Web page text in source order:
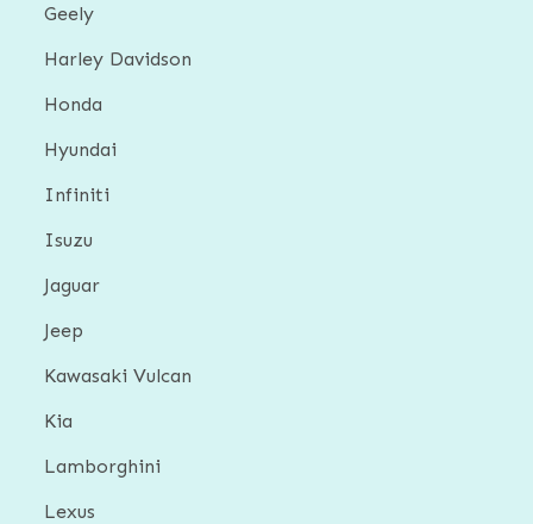
Geely
Harley Davidson
Honda
Hyundai
Infiniti
Isuzu
Jaguar
Jeep
Kawasaki Vulcan
Kia
Lamborghini
Lexus